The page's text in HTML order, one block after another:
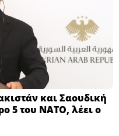
και Σαουδική
5 του ΝΑΤΟ, λέει ο